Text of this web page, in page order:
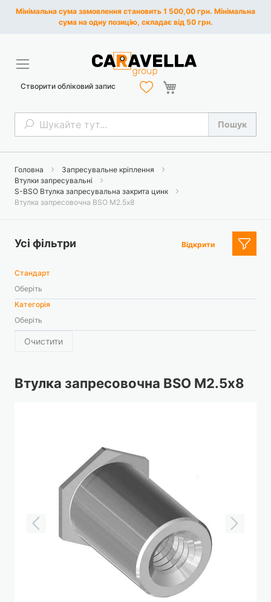
Мінімальна сума замовлення становить 1 500,00 грн. Мінімальна
сума на одну позицію, складає від 50 грн.
Пошук Пошук
Створити обліковий запис
Головна
Запресувальне кріплення
Втулки запресувальні
S-BSO Втулка запресувальна закрита цинк
Втулка запресовочна BSO М2.5х8
Усі фільтри Відкрити
Стандарт
Оберіть
Категорія
Оберіть
Очистити
Втулка запресовочна BSO М2.5х8